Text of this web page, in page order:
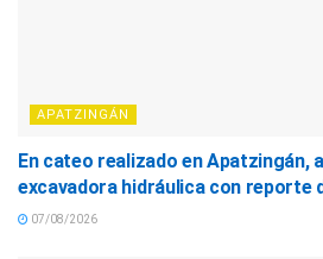
APATZINGÁN
En cateo realizado en Apatzingán,
excavadora hidráulica con reporte
07/08/2026